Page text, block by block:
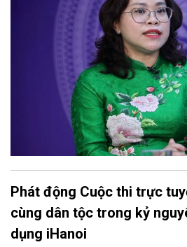
lý cho học sinh và phụ huynh. Trao
Người Hà Nội, đồng chí Trịnh Ngọc
UBND phường Cửa Nam đã làm rõ nh
Phát động Cuộc thi trực
cùng dân tộc trong kỷ
dụng iHanoi